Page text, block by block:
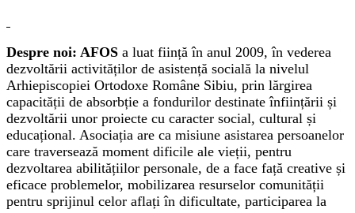
Despre noi: AFOS a luat ființă în anul 2009, în vederea
dezvoltării activităților de asistență socială la nivelul
Arhiepiscopiei Ortodoxe Române Sibiu, prin lărgirea
capacității de absorbție a fondurilor destinate înființării și
dezvoltării unor proiecte cu caracter social, cultural și
educațional. Asociația are ca misiune asistarea persoanelor
care traversează moment dificile ale vieții, pentru
dezvoltarea abilitățiilor personale, de a face față creative și
eficace problemelor, mobilizarea resurselor comunității
pentru sprijinul celor aflați în dificultate, participarea la